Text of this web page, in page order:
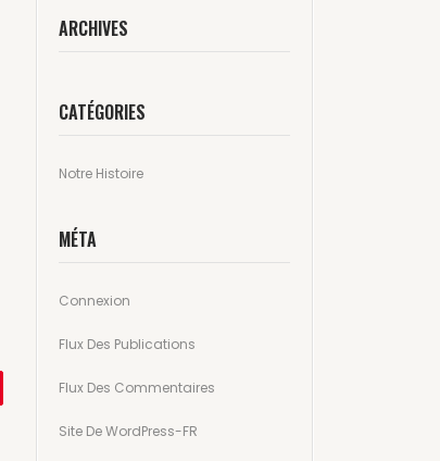
ARCHIVES
CATÉGORIES
Notre Histoire
MÉTA
Connexion
Flux Des Publications
Flux Des Commentaires
Site De WordPress-FR